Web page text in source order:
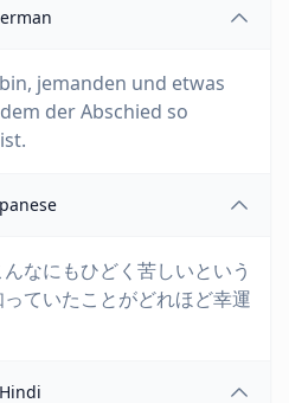
jemanden und etwas
der Abschied so
なにもひどく苦しいという
ていたことがどれほど幸運
Hindi